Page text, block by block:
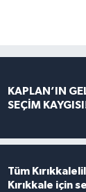
KAPLAN’IN
SEÇİM
Tüm
Kırıkkale için